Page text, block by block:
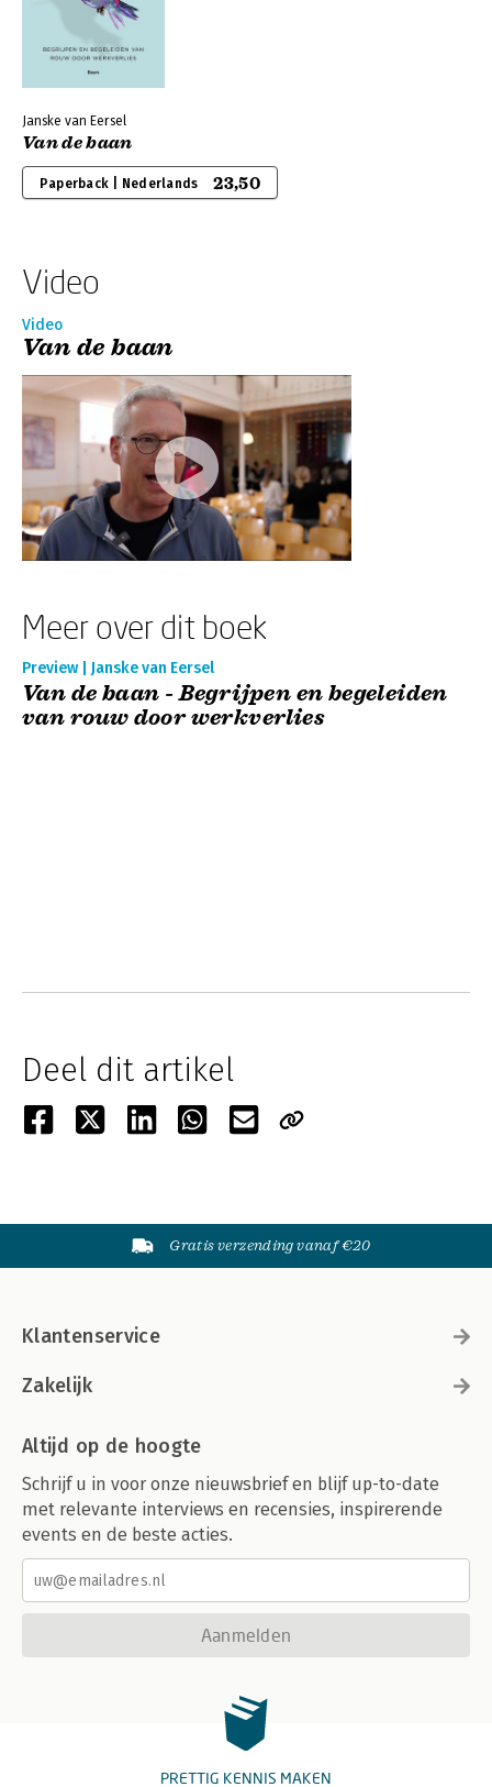
Janske van Eersel
Van de baan
Paperback | Nederlands 23,50
Video
Video
Van de baan
Meer over dit boek
Preview | Janske van Eersel
Van de baan - Begrijpen en begeleiden
van rouw door werkverlies
Deel dit artikel
Gratis verzending vanaf €20
Klantenservice
Zakelijk
Altijd op de hoogte
Schrijf u in voor onze nieuwsbrief en blijf up-to-date
met relevante interviews en recensies, inspirerende
events en de beste acties.
Aanmelden
PRETTIG KENNIS MAKEN